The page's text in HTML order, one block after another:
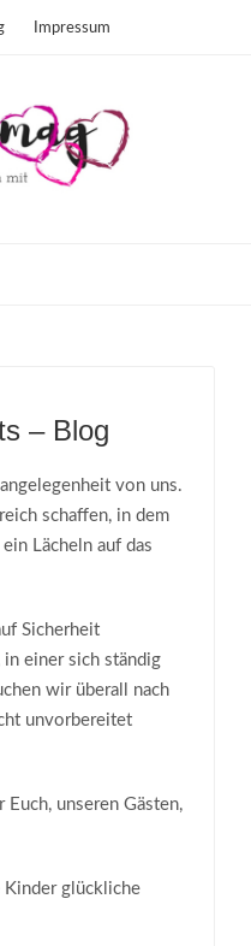
Impressum
– Blog
von uns.
schaffen, in dem
Lächeln auf das
Sicherheit
in einer sich ständig
wir überall nach
unvorbereitet
unseren Gästen,
glückliche